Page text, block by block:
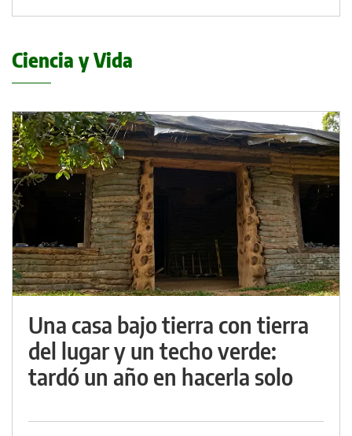
Ciencia y Vida
Una casa bajo tierra con tierra
del lugar y un techo verde:
tardó un año en hacerla solo